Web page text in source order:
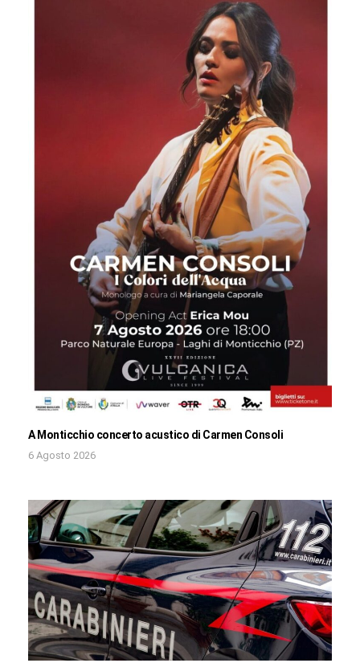
A Monticchio concerto acustico di Carmen Consoli
6 Agosto 2026